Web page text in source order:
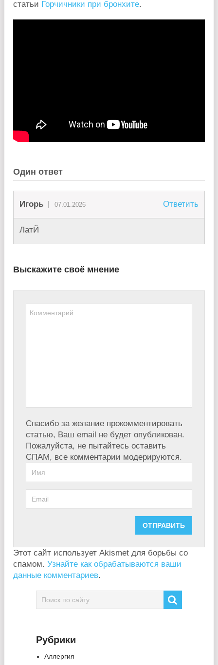
статьи Горчичники при бронхите.
Один ответ
Игорь 07.01.2026 Ответить
ЛатЙ
Выскажите своё мнение
Спасибо за желание прокомментировать
статью, Ваш email не будет опубликован.
Пожалуйста, не пытайтесь оставить
СПАМ, все комментарии модерируются.
Этот сайт использует Akismet для борьбы со
спамом. Узнайте как обрабатываются ваши
данные комментариев.
Рубрики
Аллергия